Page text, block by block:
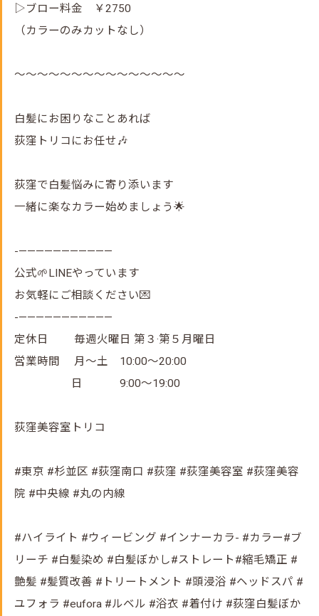
▷ブロー料金 ￥2750
（カラーのみカットなし）
～～～～～～～～～～～～～～～
白髪にお困りなことあれば
荻窪トリコにお任せ🎶
荻窪で白髪悩みに寄り添います
一緒に楽なカラー始めましょう🌟
-———————————
公式🌱LINEやっています
お気軽にご相談ください💌
-———————————
定休日 毎週火曜日 第３·第５月曜日
営業時間 月～土 10:00～20:00
日 9:00～19:00
荻窪美容室トリコ
#東京 #杉並区 #荻窪南口 #荻窪 #荻窪美容室 #荻窪美容
院 #中央線 #丸の内線
#ハイライト #ウィービング #インナーカラ- #カラー#ブ
リーチ #白髪染め #白髪ぼかし#ストレート#縮毛矯正 #
艶髪 #髪質改善 #トリートメント #頭浸浴 #ヘッドスパ #
ユフォラ #eufora #ルベル #浴衣 #着付け #荻窪白髪ぼか